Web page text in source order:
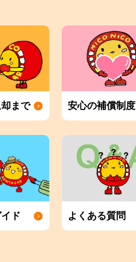
まで 安心の補償制度
ド よくある質問